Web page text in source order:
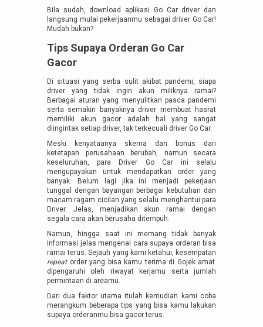
Bila sudah, download aplikasi Go Car driver dan
langsung mulai pekerjaanmu sebagai driver Go Car!
Mudah bukan?
Tips Supaya Orderan Go Car
Gacor
Di situasi yang serba sulit akibat pandemi, siapa
driver yang tidak ingin akun miliknya ramai?
Berbagai aturan yang menyulitkan pasca pandemi
serta semakin banyaknya driver membuat hasrat
memiliki akun gacor adalah hal yang sangat
diingintak setiap driver, tak terkecuali driver Go Car.
Meski kenyataanya skema dan bonus dari
ketetapan perusahaan berubah, namun secara
keseluruhan, para Driver Go Car ini selalu
mengupayakan untuk mendapatkan order yang
banyak. Belum lagi jika ini menjadi pekerjaan
tunggal dengan bayangan berbagai kebutuhan dan
macam ragam cicilan yang selalu menghantui para
Driver. Jelas, menjadikan akun ramai dengan
segala cara akan berusaha ditempuh.
Namun, hingga saat ini memang tidak banyak
informasi jelas mengenai cara supaya orderan bisa
ramai terus. Sejauh yang kami ketahui, kesempatan
repeatorder yang bisa kamu terima di Gojek amat
dipengaruhi oleh riwayat kerjamu serta jumlah
permintaan di areamu.
Dari dua faktor utama itulah kemudian kami coba
merangkum beberapa tips yang bisa kamu lakukan
supaya orderanmu bisa gacor terus.